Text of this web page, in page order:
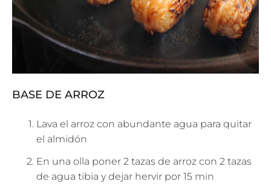
BASE DE ARROZ
Lava el arroz con abundante agua para quitar
el almidón
En una olla poner 2 tazas de arroz con 2 tazas
de agua tibia y dejar hervir por 15 min